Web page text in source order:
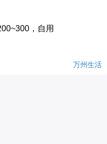
，自用
万州生活